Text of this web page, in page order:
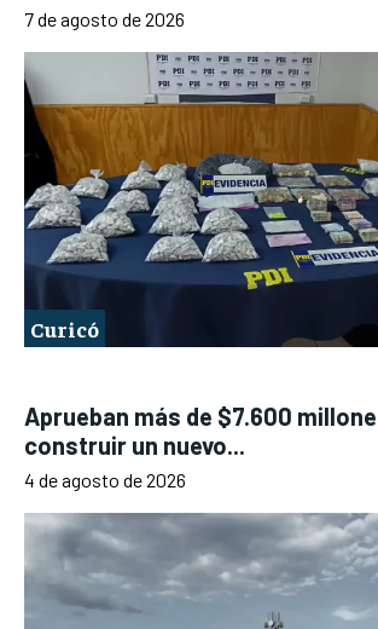
7 de agosto de 2026
Curicó
Aprueban más de $7.600
construir un nuevo...
4 de agosto de 2026